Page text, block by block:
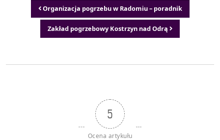
Nawigacja wpisu
Organizacja pogrzebu w Radomiu – poradnik
Zakład pogrzebowy Kostrzyn nad Odrą
5
Ocena artykułu